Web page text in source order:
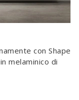
con Shape
melaminico di